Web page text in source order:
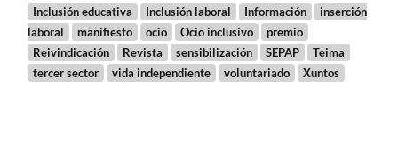
Inclusión educativa
Inclusión laboral Información
inserción
laboral
manifiesto ocio Ocio inclusivo
premio
Reivindicación
Revista sensibilización SEPAP
Teima
tercer sector
vida independiente voluntariado Xuntos